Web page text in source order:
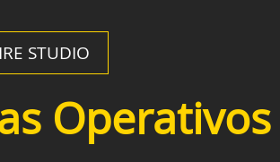
STUDIO
Operativos